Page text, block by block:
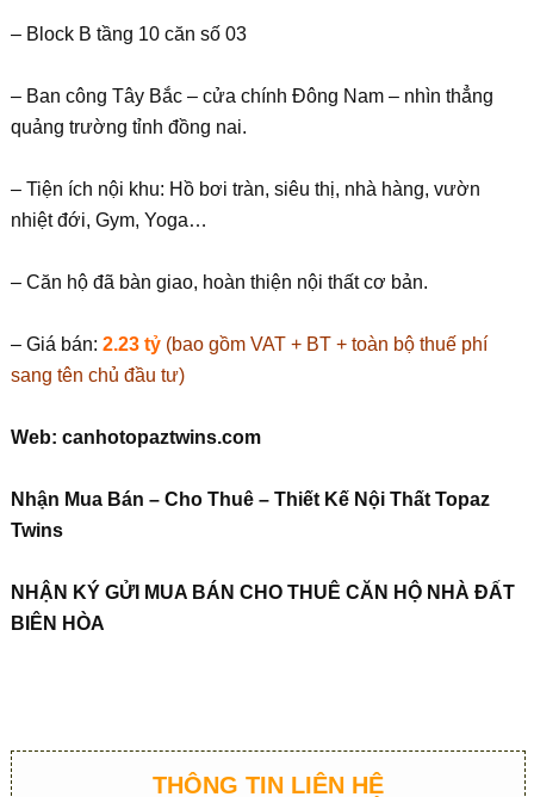
– Block B tầng 10 căn số 03
– Ban công Tây Bắc – cửa chính Đông Nam – nhìn thẳng
quảng trường tỉnh đồng nai.
– Tiện ích nội khu: Hồ bơi tràn, siêu thị, nhà hàng, vườn
nhiệt đới, Gym, Yoga…
– Căn hộ đã bàn giao, hoàn thiện nội thất cơ bản.
– Giá bán: 2.23 tỷ (bao gồm VAT + BT + toàn bộ thuế phí
sang tên chủ đầu tư)
Web: canhotopaztwins.com
Nhận Mua Bán – Cho Thuê – Thiết Kế Nội Thất Topaz
Twins
NHẬ N KÝ GỬI MUA BÁN CHO THUÊ CĂ N HỘNHÀ ĐẤT
BIÊN HÒA
THÔNG TIN LIÊN HỆ